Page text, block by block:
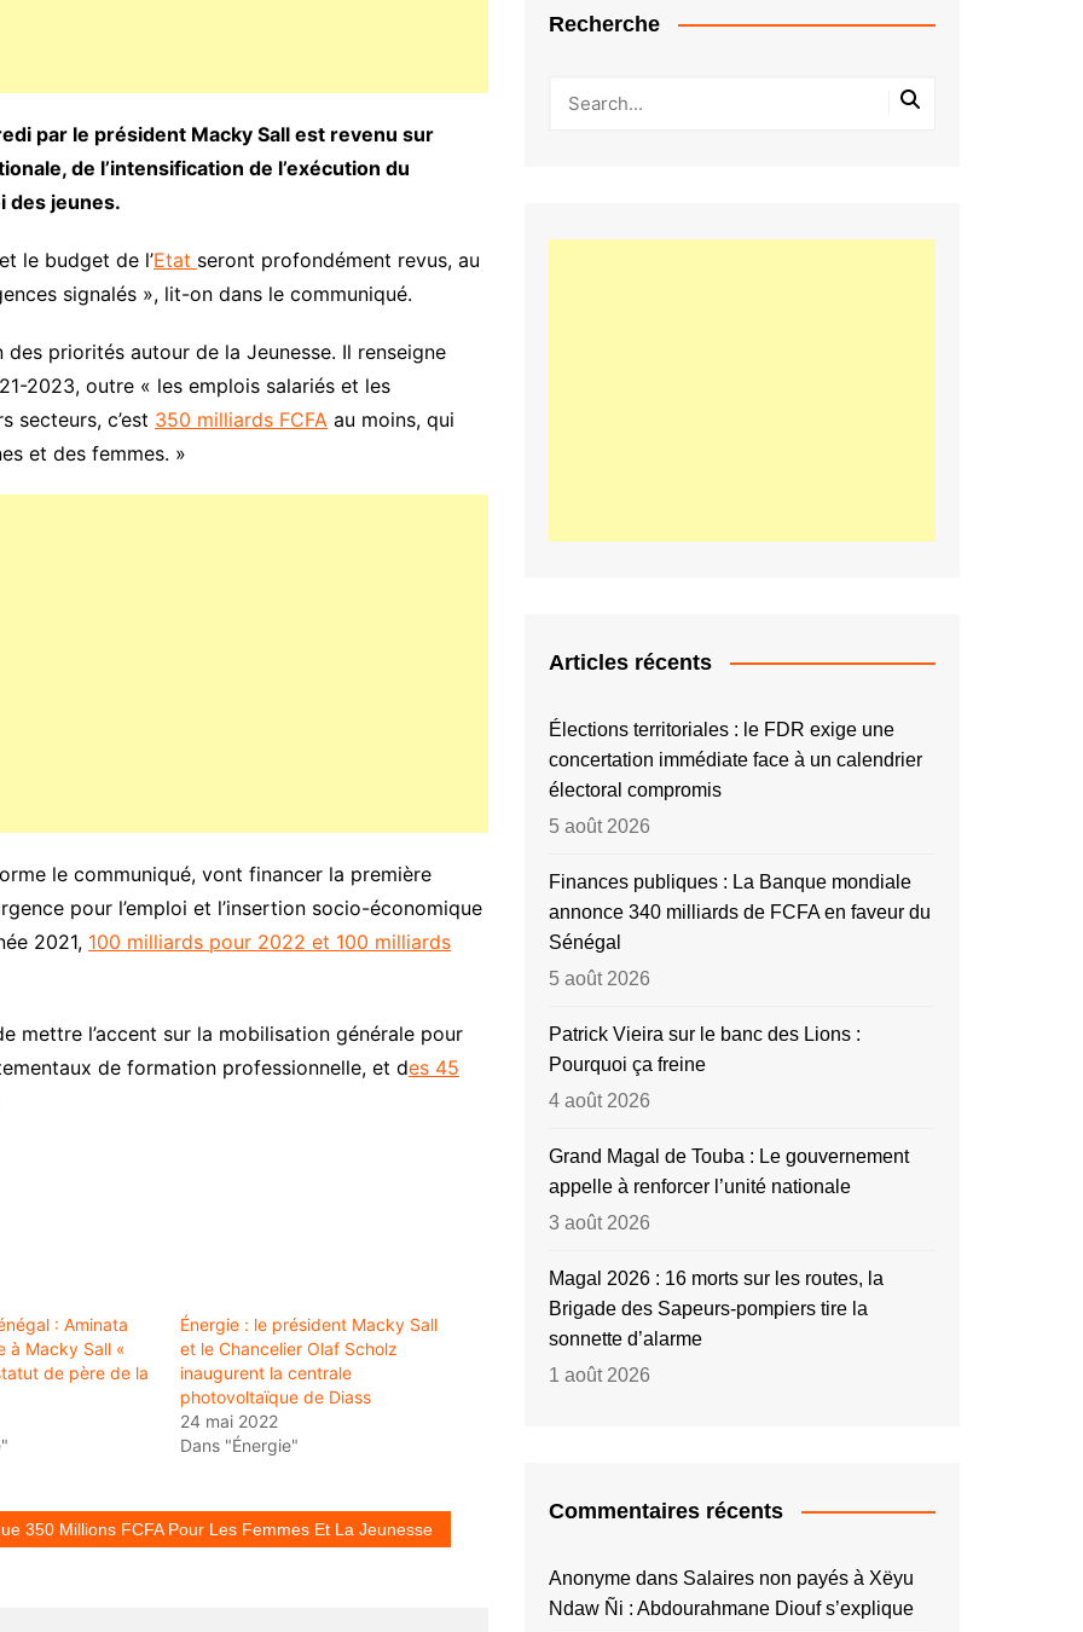
par le président Macky Sall est revenu sur
de l’intensification de l’exécution du
des jeunes.
le budget de l’Etat seront profondément revus, au
signalés », lit-on dans le communiqué.
priorités autour de la Jeunesse. Il renseigne
2023, outre « les emplois salariés et les
secteurs, c’est 350 milliards FCFA au moins, qui
et des femmes. »
le communiqué, vont financer la première
pour l’emploi et l’insertion socio-économique
2021, 100 milliards pour 2022 et 100 milliards
mettre l’accent sur la mobilisation générale pour
de formation professionnelle, et des 45
: Aminata
à Macky Sall «
de père de la
Énergie : le président Macky Sall
et le Chancelier Olaf Scholz
inaugurent la centrale
photovoltaïque de Diass
24 mai 2022
Dans "Énergie"
350 Millions FCFA Pour Les Femmes Et La Jeunesse
Recherche
Articles récents
Élections territoriales : le FDR exige une
concertation immédiate face à un calendrier
électoral compromis
5 août 2026
Finances publiques : La Banque mondiale
annonce 340 milliards de FCFA en faveur du
Sénégal
5 août 2026
Patrick Vieira sur le banc des Lions :
Pourquoi ça freine
4 août 2026
Grand Magal de Touba : Le gouvernement
appelle à renforcer l’unité nationale
3 août 2026
Magal 2026 : 16 morts sur les routes, la
Brigade des Sapeurs-pompiers tire la
sonnette d’alarme
1 août 2026
Commentaires récents
Anonyme dans Salaires non payés à Xëyu
Ndaw Ñi : Abdourahmane Diouf s’explique